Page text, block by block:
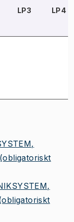
LP3 LP4
(obligatoriskt